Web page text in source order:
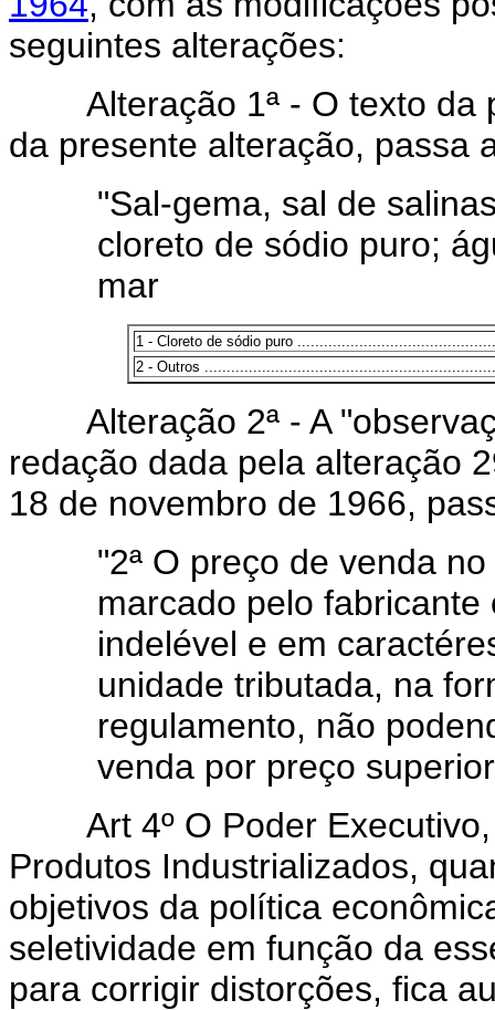
seguintes alterações:
Alteração 1ª - O texto da
da presente alteração, passa
"Sal-gema, sal de
cloreto de sódio puro;
mar
1 - Cloreto de sódio puro
2 - Outros
Alteração 2ª - A
redação dada pela alteração
18 de novembro de 1966,
"2ª O preço de venda
marcado pelo
indelével e em
unidade tributada, na
regulamento, não
venda por preço
Art 4º O Poder
Produtos Industrializados,
objetivos da política
seletividade em função da
para corrigir distorções, fica